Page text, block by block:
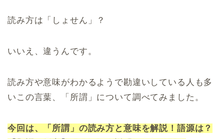
読み方は「しょせん」？
いいえ、違うんです。
読み方や意味がわかるようで勘違いしている人も多
いこの言葉、「所謂」について調べてみました。
今回は、「所謂」の読み方と意味を解説！語源は？